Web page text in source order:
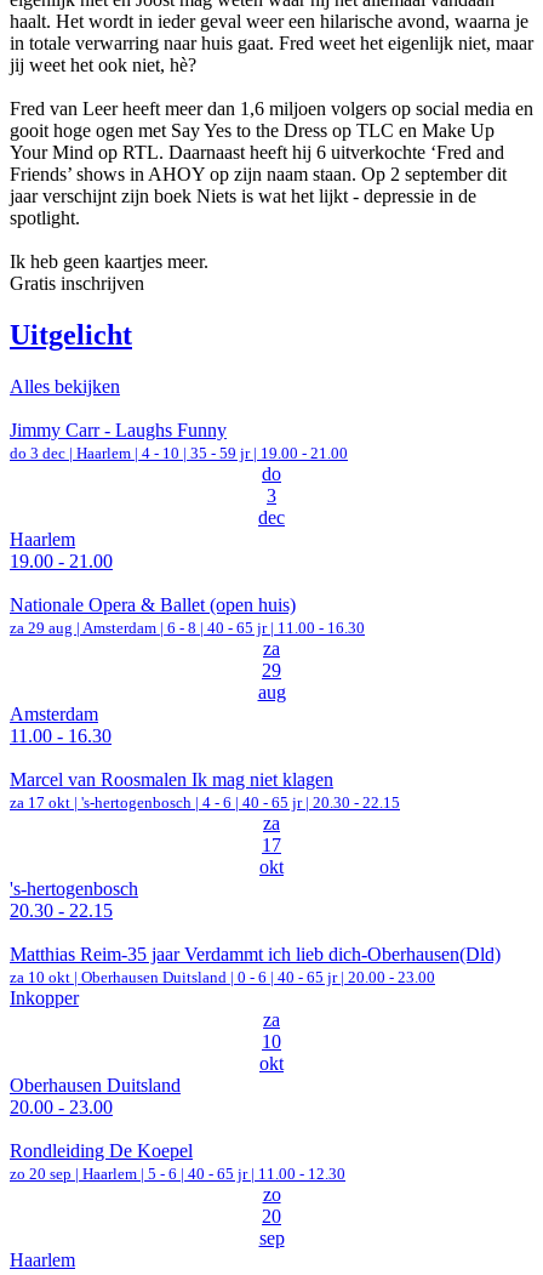
haalt. Het wordt in ieder geval weer een hilarische avond, waarna je
in totale verwarring naar huis gaat. Fred weet het eigenlijk niet, maar
jij weet het ook niet, hè?
Fred van Leer heeft meer dan 1,6 miljoen volgers op social media en
gooit hoge ogen met Say Yes to the Dress op TLC en Make Up
Your Mind op RTL. Daarnaast heeft hij 6 uitverkochte ‘Fred and
Friends’ shows in AHOY op zijn naam staan. Op 2 september dit
jaar verschijnt zijn boek Niets is wat het lijkt - depressie in de
spotlight.
Ik heb geen kaartjes meer.
Gratis inschrijven
Uitgelicht
Alles bekijken
Jimmy Carr - Laughs Funny
do 3 dec | Haarlem | 4 - 10 | 35 - 59 jr | 19.00 - 21.00
do
3
dec
Haarlem
19.00 - 21.00
Nationale Opera & Ballet (open huis)
za 29 aug | Amsterdam | 6 - 8 | 40 - 65 jr | 11.00 - 16.30
za
29
aug
Amsterdam
11.00 - 16.30
Marcel van Roosmalen Ik mag niet klagen
za 17 okt | 's-hertogenbosch | 4 - 6 | 40 - 65 jr | 20.30 - 22.15
za
17
okt
's-hertogenbosch
20.30 - 22.15
Matthias Reim-35 jaar Verdammt ich lieb dich-Oberhausen(Dld)
za 10 okt | Oberhausen Duitsland | 0 - 6 | 40 - 65 jr | 20.00 - 23.00
Inkopper
za
10
okt
Oberhausen Duitsland
20.00 - 23.00
Rondleiding De Koepel
zo 20 sep | Haarlem | 5 - 6 | 40 - 65 jr | 11.00 - 12.30
zo
20
sep
Haarlem